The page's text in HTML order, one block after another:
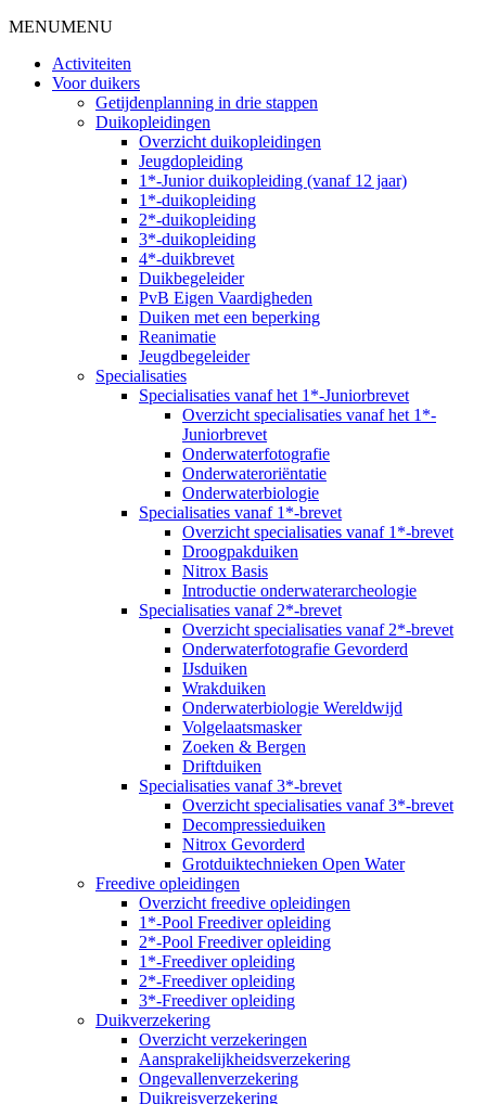
MENUMENU
Activiteiten
Voor duikers
Getijdenplanning in drie stappen
Duikopleidingen
Overzicht duikopleidingen
Jeugdopleiding
1*-Junior duikopleiding (vanaf 12 jaar)
1*-duikopleiding
2*-duikopleiding
3*-duikopleiding
4*-duikbrevet
Duikbegeleider
PvB Eigen Vaardigheden
Duiken met een beperking
Reanimatie
Jeugdbegeleider
Specialisaties
Specialisaties vanaf het 1*-Juniorbrevet
Overzicht specialisaties vanaf het 1*-
Juniorbrevet
Onderwaterfotografie
Onderwateroriëntatie
Onderwaterbiologie
Specialisaties vanaf 1*-brevet
Overzicht specialisaties vanaf 1*-brevet
Droogpakduiken
Nitrox Basis
Introductie onderwaterarcheologie
Specialisaties vanaf 2*-brevet
Overzicht specialisaties vanaf 2*-brevet
Onderwaterfotografie Gevorderd
IJsduiken
Wrakduiken
Onderwaterbiologie Wereldwijd
Volgelaatsmasker
Zoeken & Bergen
Driftduiken
Specialisaties vanaf 3*-brevet
Overzicht specialisaties vanaf 3*-brevet
Decompressieduiken
Nitrox Gevorderd
Grotduiktechnieken Open Water
Freedive opleidingen
Overzicht freedive opleidingen
1*-Pool Freediver opleiding
2*-Pool Freediver opleiding
1*-Freediver opleiding
2*-Freediver opleiding
3*-Freediver opleiding
Duikverzekering
Overzicht verzekeringen
Aansprakelijkheidsverzekering
Ongevallenverzekering
Duikreisverzekering